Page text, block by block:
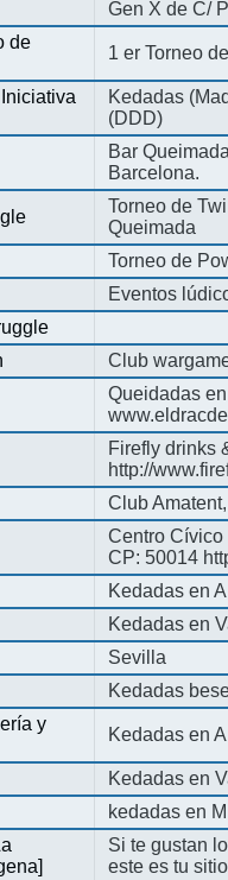
Gen X de C/
de
1 er Torneo
Kedadas
(DDD)
Bar
Barcelona.
Torneo de
Queimada
Torneo de
Eventos
Club
Queidadas
Firefly drinks
http://
Club
Centro Cívico
CP: 50014
Kedadas en
Kedadas en
Sevilla
Kedadas
y
Kedadas en
Kedadas en
kedadas en
Si te gustan
este es tu